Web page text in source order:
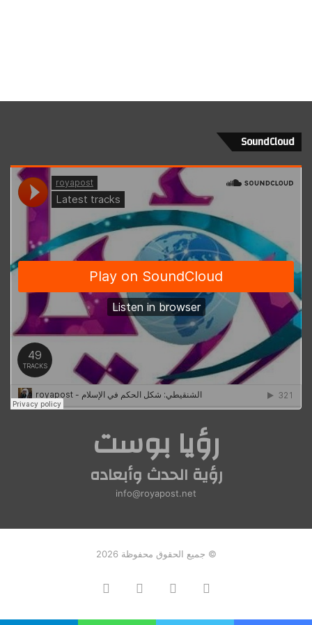
SoundCloud
رؤيا بوست
رؤية الحدث وأبعاده
info@royapost.net
© جميع الحقوق محفوظة 2026
فيسبوك ملخص
الموقع